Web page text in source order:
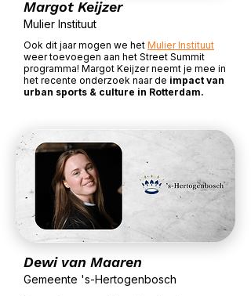
Margot Keijzer
Mulier Instituut
Ook dit jaar mogen we het Mulier Instituut
weer toevoegen aan het Street Summit
programma! Margot Keijzer neemt je mee in
het recente onderzoek naar de impact van
urban sports & culture in Rotterdam.
Dewi van Maaren
Gemeente 's-Hertogenbosch